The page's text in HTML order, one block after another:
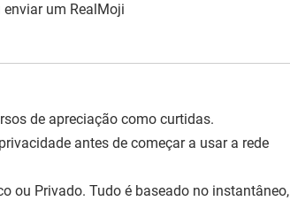
enviar um RealMoji
de apreciação como curtidas.
antes de começar a usar a rede
ou Privado. Tudo é baseado no